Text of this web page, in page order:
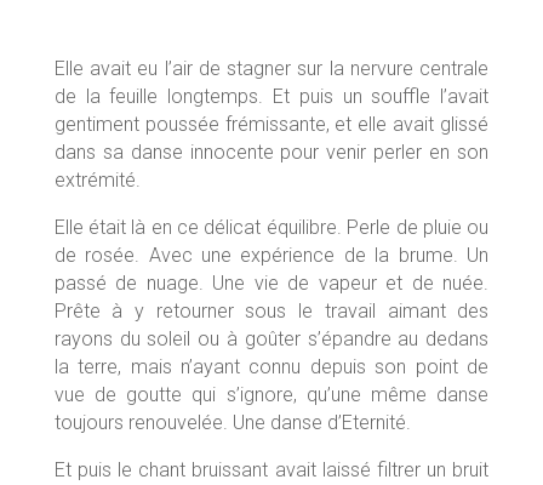
Elle avait eu l’air de stagner sur la nervure centrale
de la feuille longtemps. Et puis un souffle l’avait
gentiment poussée frémissante, et elle avait glissé
dans sa danse innocente pour venir perler en son
extrémité.
Elle était là en ce délicat équilibre. Perle de pluie ou
de rosée. Avec une expérience de la brume. Un
passé de nuage. Une vie de vapeur et de nuée.
Prête à y retourner sous le travail aimant des
rayons du soleil ou à goûter s’épandre au dedans
la terre, mais n’ayant connu depuis son point de
vue de goutte qui s’ignore, qu’une même danse
toujours renouvelée. Une danse d’Eternité.
Et puis le chant bruissant avait laissé filtrer un bruit